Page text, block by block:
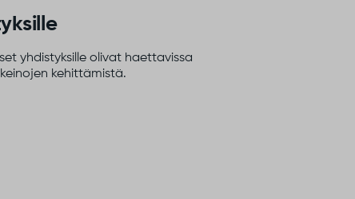
yhdistyksille olivat haettavissa
kehittämistä.